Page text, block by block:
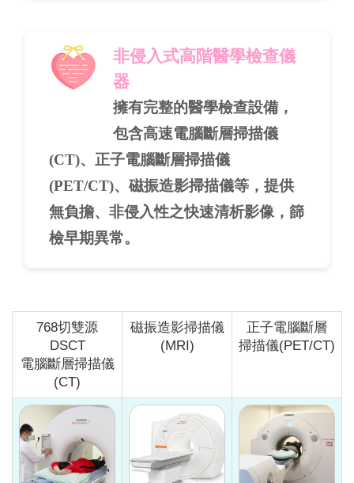
非侵入式高階醫學檢查儀
器
擁有完整的醫學檢查設備，
包含高速電腦斷層掃描儀
(CT)、正子電腦斷層掃描儀
(PET/CT)、磁振造影掃描儀等，提供
無負擔、非侵入性之快速清析影像，篩
檢早期異常。
768切雙源
DSCT
電腦斷層掃描儀
(CT)
磁振造影掃描儀
(MRI)
正子電腦斷層
掃描儀(PET/CT)